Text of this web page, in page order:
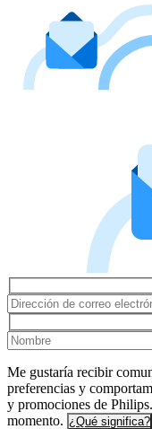
Me gustaría recibir
preferencias y
y promociones de
momento. ¿Qué significa?